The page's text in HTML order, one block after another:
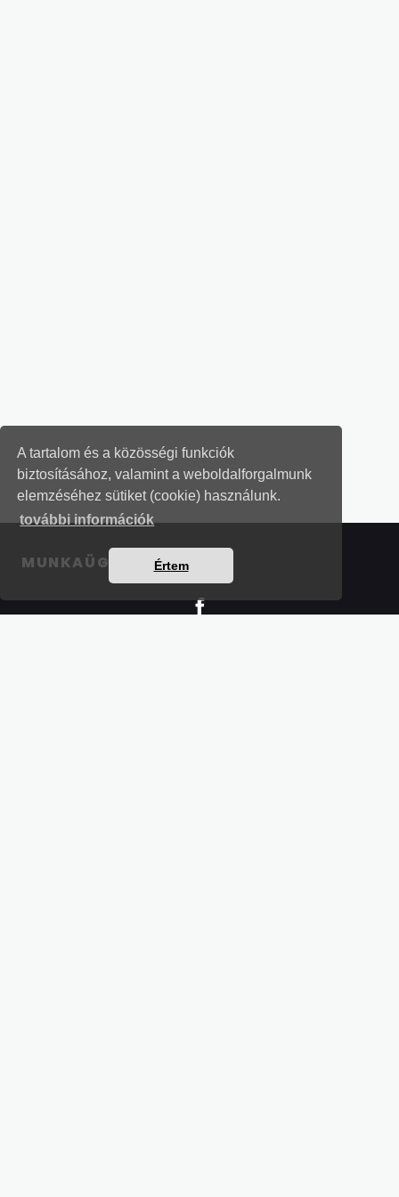
A tartalom és a közösségi funkciók
biztosításához, valamint a weboldalforgalmunk
elemzéséhez sütiket (cookie) használunk.
további információk
Értem
MUNKAÜGYI LEVELEK